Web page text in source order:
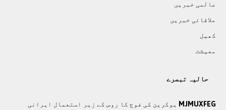
عالمی خبريں
علاقائی خبريں
کھيل
معيشت
حالیہ تبصرے
MJMUXFEG یوکرین کی فوج کا روس کے زیر استعمال ایرانی